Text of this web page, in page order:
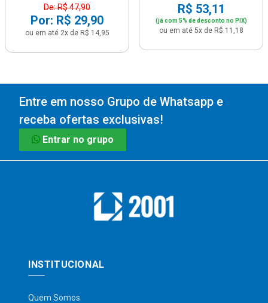
De: R$ 47,90
Por: R$ 29,90
ou em até 2x de R$ 14,95
R$ 53,11
(já com 5% de desconto no PIX)
ou em até 5x de R$ 11,18
Entre em nosso Grupo de Whatsapp e
receba ofertas exclusivas!
Entrar no grupo
INSTITUCIONAL
Quem Somos